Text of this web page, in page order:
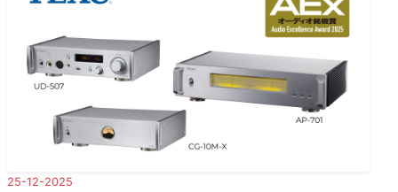
25-12-2025